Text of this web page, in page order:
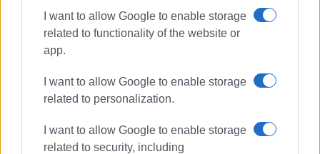
I want to allow Google to enable storage
related to functionality of the website or
app.
I want to allow Google to enable storage
related to personalization.
I want to allow Google to enable storage
related to security, including
Εμφανίσεις: 91